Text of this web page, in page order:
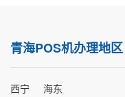
青海POS机办理地区
西宁 海东